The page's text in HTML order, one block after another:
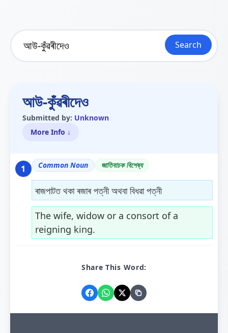
Search
আউ-কুঁৱৰীদেও
Submitted by: Unknown
More Info ↓
1 Common Noun জাতিবাচক বিশেষ্য
ৰাজপাটত থকা ৰজাৰ পত্নী অথবা বিধৱা পত্নী
The wife, widow or a consort of a
reigning king.
Share This Word: